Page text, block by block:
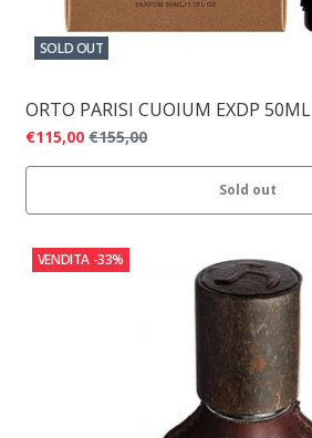
SOLD OUT
ORTO PARISI CUOIUM EXDP 50ML
€115,00 €155,00
Sold out
VENDITA -33%